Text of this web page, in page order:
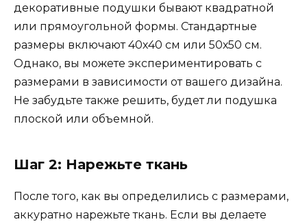
декоративные подушки бывают квадратной
или прямоугольной формы. Стандартные
размеры включают 40х40 см или 50х50 см.
Однако, вы можете экспериментировать с
размерами в зависимости от вашего дизайна.
Не забудьте также решить, будет ли подушка
плоской или объемной.
Шаг 2: Нарежьте ткань
После того, как вы определились с размерами,
аккуратно нарежьте ткань. Если вы делаете